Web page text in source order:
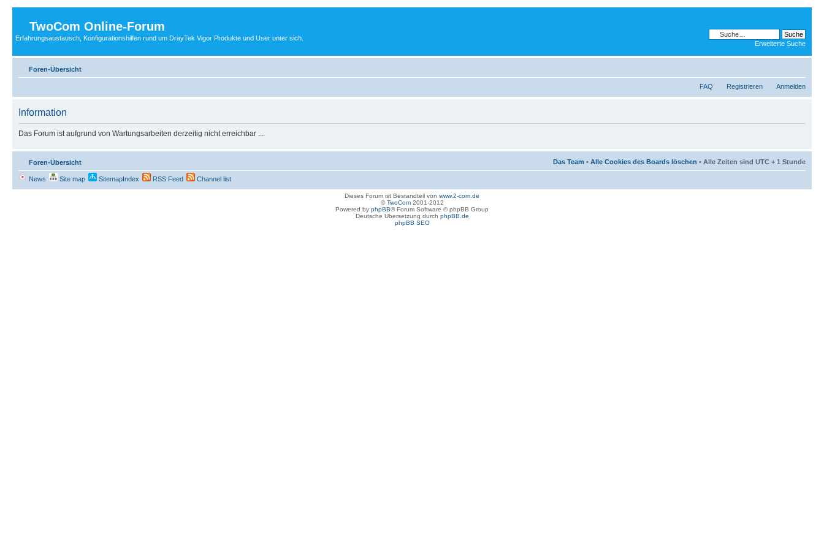
TwoCom Online-Forum
Erfahrungsaustausch, Konfigurationshilfen rund um DrayTek Vigor Produkte und User unter sich.
Erweiterte Suche
Foren-Übersicht
FAQ Registrieren Anmelden
Information
Das Forum ist aufgrund von Wartungsarbeiten derzeitig nicht erreichbar ...
Foren-Übersicht Das Team • Alle Cookies des Boards löschen • Alle Zeiten sind UTC + 1 Stunde
News Site map SitemapIndex RSS Feed Channel list
Dieses Forum ist Bestandteil von www.2-com.de
©TwoCom2001-2012
Powered by phpBB® Forum Software © phpBB Group
Deutsche Übersetzung durch phpBB.de
phpBB SEO